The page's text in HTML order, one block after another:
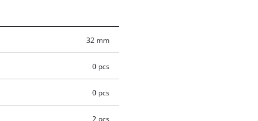
32 mm
0 pcs
0 pcs
2 pcs